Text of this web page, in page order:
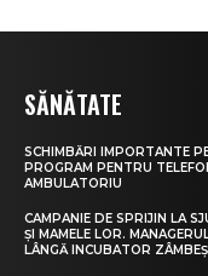
SĂNĂTATE
SCHIMBĂRI IMPORTANTE
PROGRAM PENTRU
AMBULATORIU
CAMPANIE DE SPRIJIN LA
ȘI MAMELE LOR.
LÂNGĂ INCUBATOR